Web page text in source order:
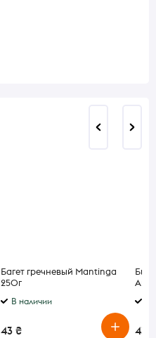
Багет гречневый Mantinga
250г
В наличии
43 ₴ 43 ₴